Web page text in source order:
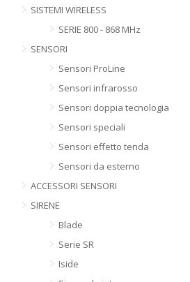
SISTEMI WIRELESS
SERIE 800 - 868 MHz
SENSORI
Sensori ProLine
Sensori infrarosso
Sensori doppia tecnologia
Sensori speciali
Sensori effetto tenda
Sensori da esterno
ACCESSORI SENSORI
SIRENE
Blade
Serie SR
Iside